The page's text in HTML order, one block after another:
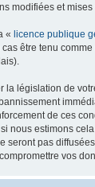
modifiées et mises
« licence publique
être tenu
la législation de
de ces
nous estimons
seront pas
vos